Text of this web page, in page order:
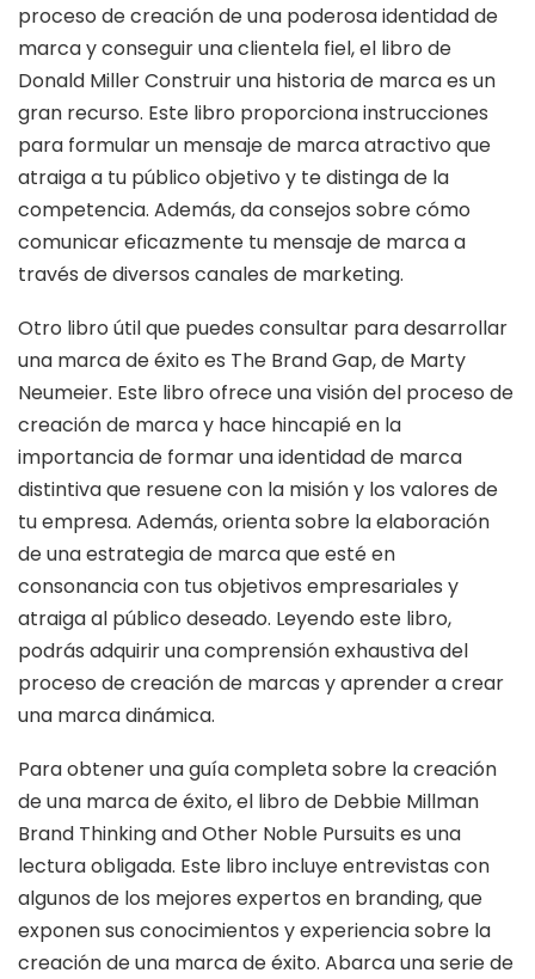
proceso de creación de una poderosa identidad de
marca y conseguir una clientela fiel, el libro de
Donald Miller Construir una historia de marca es un
gran recurso. Este libro proporciona instrucciones
para formular un mensaje de marca atractivo que
atraiga a tu público objetivo y te distinga de la
competencia. Además, da consejos sobre cómo
comunicar eficazmente tu mensaje de marca a
través de diversos canales de marketing.
Otro libro útil que puedes consultar para desarrollar
una marca de éxito es The Brand Gap, de Marty
Neumeier. Este libro ofrece una visión del proceso de
creación de marca y hace hincapié en la
importancia de formar una identidad de marca
distintiva que resuene con la misión y los valores de
tu empresa. Además, orienta sobre la elaboración
de una estrategia de marca que esté en
consonancia con tus objetivos empresariales y
atraiga al público deseado. Leyendo este libro,
podrás adquirir una comprensión exhaustiva del
proceso de creación de marcas y aprender a crear
una marca dinámica.
Para obtener una guía completa sobre la creación
de una marca de éxito, el libro de Debbie Millman
Brand Thinking and Other Noble Pursuits es una
lectura obligada. Este libro incluye entrevistas con
algunos de los mejores expertos en branding, que
exponen sus conocimientos y experiencia sobre la
creación de una marca de éxito. Abarca una serie de